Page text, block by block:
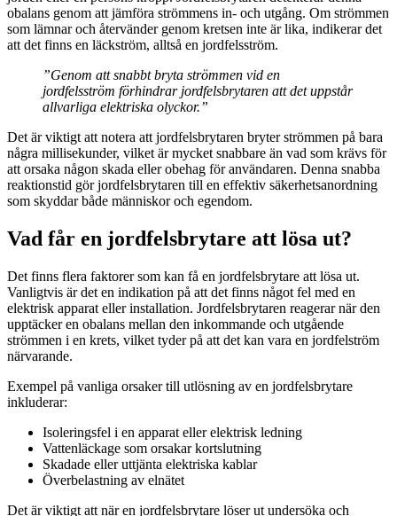
obalans genom att jämföra strömmens in- och utgång. Om strömmen
som lämnar och återvänder genom kretsen inte är lika, indikerar det
att det finns en läckström, alltså en jordfelsström.
”Genom att snabbt bryta strömmen vid en
jordfelsström förhindrar jordfelsbrytaren att det uppstår
allvarliga elektriska olyckor.”
Det är viktigt att notera att jordfelsbrytaren bryter strömmen på bara
några millisekunder, vilket är mycket snabbare än vad som krävs för
att orsaka någon skada eller obehag för användaren. Denna snabba
reaktionstid gör jordfelsbrytaren till en effektiv säkerhetsanordning
som skyddar både människor och egendom.
Vad får en jordfelsbrytare att lösa ut?
Det finns flera faktorer som kan få en jordfelsbrytare att lösa ut.
Vanligtvis är det en indikation på att det finns något fel med en
elektrisk apparat eller installation. Jordfelsbrytaren reagerar när den
upptäcker en obalans mellan den inkommande och utgående
strömmen i en krets, vilket tyder på att det kan vara en jordfelström
närvarande.
Exempel på vanliga orsaker till utlösning av en jordfelsbrytare
inkluderar:
Isoleringsfel i en apparat eller elektrisk ledning
Vattenläckage som orsakar kortslutning
Skadade eller uttjänta elektriska kablar
Överbelastning av elnätet
Det är viktigt att när en jordfelsbrytare löser ut undersöka och